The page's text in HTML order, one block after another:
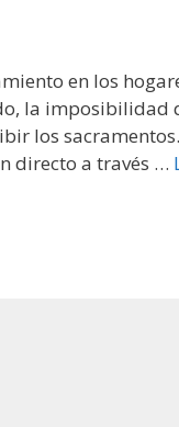
en los
la imposibilidad
los
directo a través …